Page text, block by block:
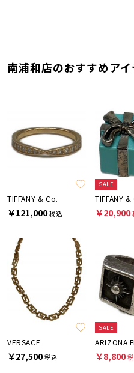
南浦和店のおすすめアイ
TIFFANY & Co.
￥121,000税込
SALE
TIFFANY &
￥20,900
VERSACE
￥27,500税込
SALE
ARIZONA
￥8,800